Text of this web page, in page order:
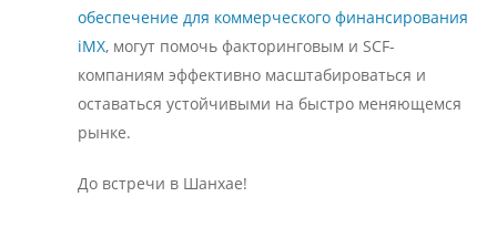
обеспечение для коммерческого финансирования
iMX, могут помочь факторинговым и SCF-
компаниям эффективно масштабироваться и
оставаться устойчивыми на быстро меняющемся
рынке.
До встречи в Шанхае!